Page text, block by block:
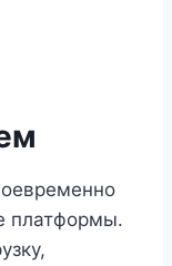
платформы.